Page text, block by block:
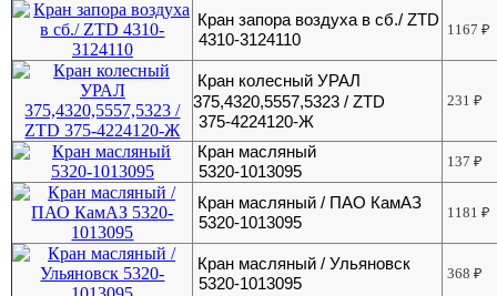
Кран запора воздуха в сб./ ZTD
4310-3124110
1167₽
Кран колесный УРАЛ
375,4320,5557,5323 / ZTD
375-4224120-Ж
231₽
Кран масляный
5320-1013095
137₽
Кран масляный / ПАО КамАЗ
5320-1013095
1181₽
Кран масляный / Ульяновск
5320-1013095
368₽